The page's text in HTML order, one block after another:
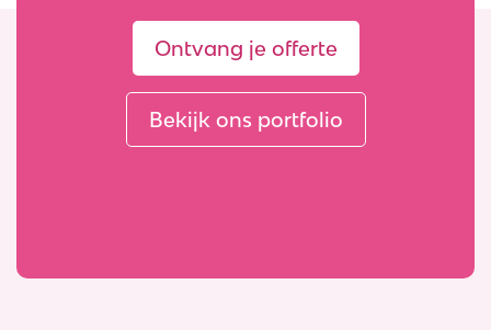
Ontvang je offerte
Bekijk ons portfolio